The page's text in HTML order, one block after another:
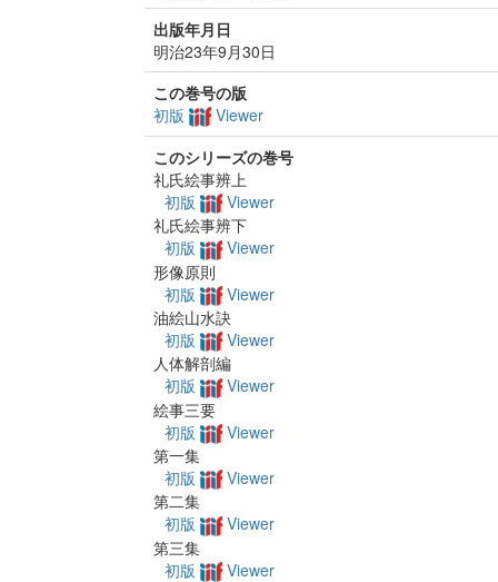
出版年月日
明治23年9月30日
この巻号の版
初版
Viewer
このシリーズの巻号
礼氏絵事辨上
初版
Viewer
礼氏絵事辨下
初版
Viewer
形像原則
初版
Viewer
油絵山水訣
初版
Viewer
人体解剖編
初版
Viewer
絵事三要
初版
Viewer
第一集
初版
Viewer
第二集
初版
Viewer
第三集
初版
Viewer